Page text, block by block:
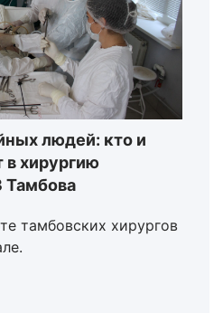
людей: кто и
в хирургию
тамбовских хирургов